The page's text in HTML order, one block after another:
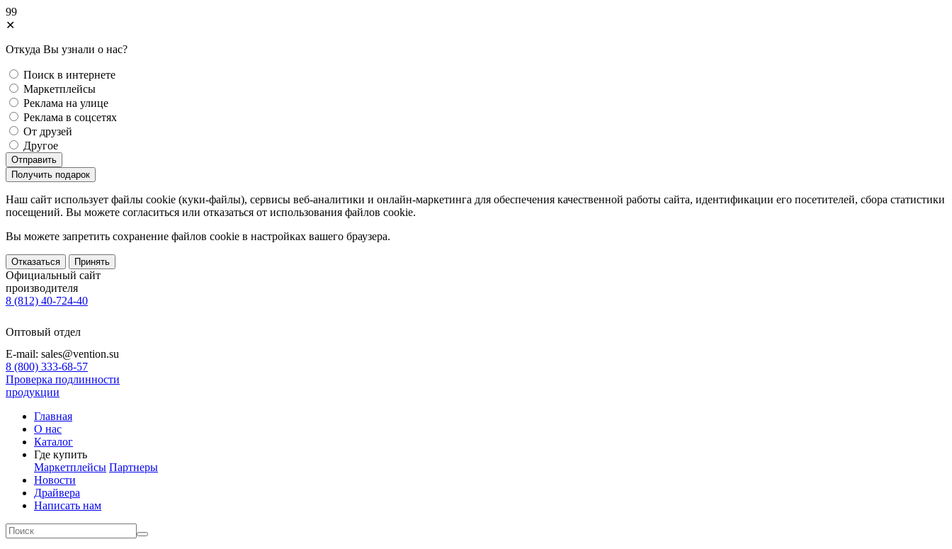
99
✕
Откуда Вы узнали о нас?
Поиск в интернете
Маркетплейсы
Реклама на улице
Реклама в соцсетях
От друзей
Другое
Отправить
Получить подарок
Наш сайт использует файлы cookie (куки-файлы), сервисы веб-аналитики и онлайн-маркетинга для обеспечения качественной работы сайта, идентификации его посетителей, сбора статистики
посещений. Вы можете согласиться или отказаться от использования файлов сookie.
Вы можете запретить сохранение файлов сookie в настройках вашего браузера.
Отказаться Принять
Официальный сайт
производителя
8 (812) 40-724-40
Оптовый отдел
E-mail: sales@vention.su
8 (800) 333-68-57
Проверка подлинности
продукции
Главная
О нас
Каталог
Где купить
Маркетплейсы Партнеры
Новости
Драйвера
Написать нам